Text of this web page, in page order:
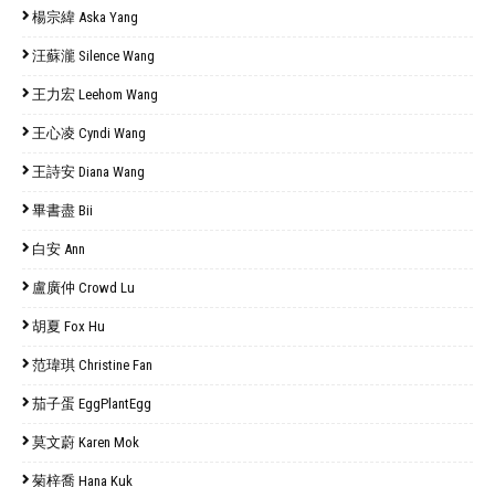
楊宗緯 Aska Yang
汪蘇瀧 Silence Wang
王力宏 Leehom Wang
王心凌 Cyndi Wang
王詩安 Diana Wang
畢書盡 Bii
白安 Ann
盧廣仲 Crowd Lu
胡夏 Fox Hu
范瑋琪 Christine Fan
茄子蛋 EggPlantEgg
莫文蔚 Karen Mok
菊梓喬 Hana Kuk